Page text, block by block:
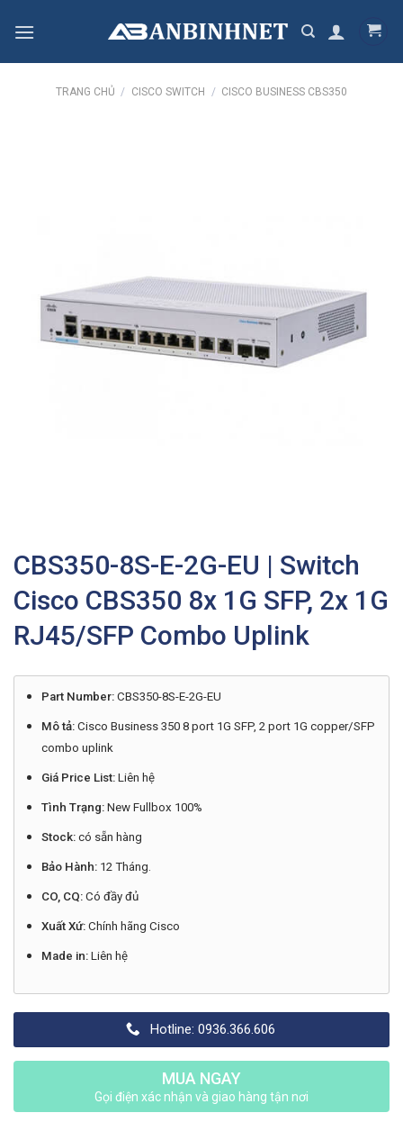
TRANG CHỦ / CISCO SWITCH / CISCO BUSINESS CBS350
CBS350-8S-E-2G-EU | Switch
Cisco CBS350 8x 1G SFP, 2x 1G
RJ45/SFP Combo Uplink
Part Number:CBS350-8S-E-2G-EU
Mô tả:Cisco Business 350 8 port 1G SFP, 2 port 1G copper/SFP
combo uplink
Giá Price List:Liên hệ
Tình Trạng:New Fullbox 100%
Stock:có sẵn hàng
Bảo Hành: 12 Tháng.
CO, CQ: Có đầy đủ
Xuất Xứ:Chính hãng Cisco
Made in:Liên hệ
Hotline: 0936.366.606
MUA NGAY
Gọi điện xác nhận và giao hàng tận nơi